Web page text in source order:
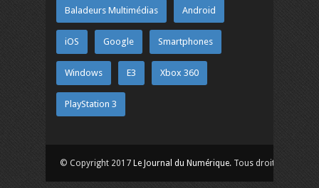
Baladeurs Multimédias Android
iOS Google Smartphones
Windows E3 Xbox 360
PlayStation 3
© Copyright 2017 Le Journal du Numérique. Tous droits réservés.